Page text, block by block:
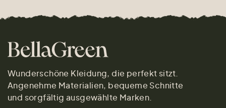
Wunderschöne Kleidung, die perfekt sitzt.
Angenehme Materialien, bequeme Schnitte
und sorgfältig ausgewählte Marken.